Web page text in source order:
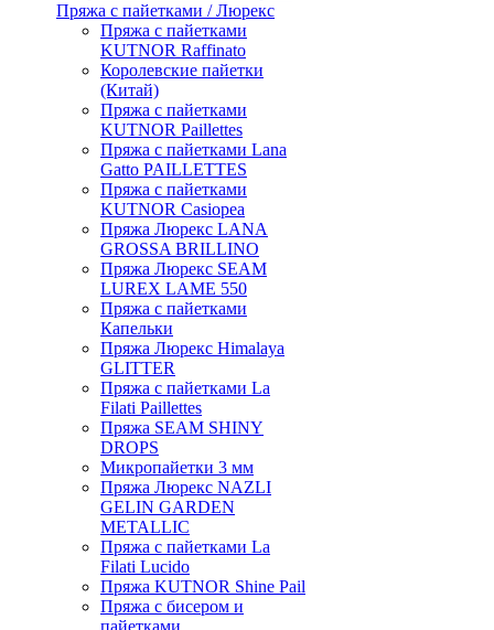
Пряжа с пайетками / Люрекс
Пряжа с пайетками
KUTNOR Raffinato
Королевские пайетки
(Китай)
Пряжа с пайетками
KUTNOR Paillettes
Пряжа с пайетками Lana
Gatto PAILLETTES
Пряжа с пайетками
KUTNOR Casiopea
Пряжа Люрекс LANA
GROSSA BRILLINO
Пряжа Люрекс SEAM
LUREX LAME 550
Пряжа с пайетками
Капельки
Пряжа Люрекс Himalaya
GLITTER
Пряжа с пайетками La
Filati Paillettes
Пряжа SEAM SHINY
DROPS
Микропайетки 3 мм
Пряжа Люрекс NAZLI
GELIN GARDEN
METALLIC
Пряжа с пайетками La
Filati Lucido
Пряжа KUTNOR Shine Pail
Пряжа с бисером и
пайетками